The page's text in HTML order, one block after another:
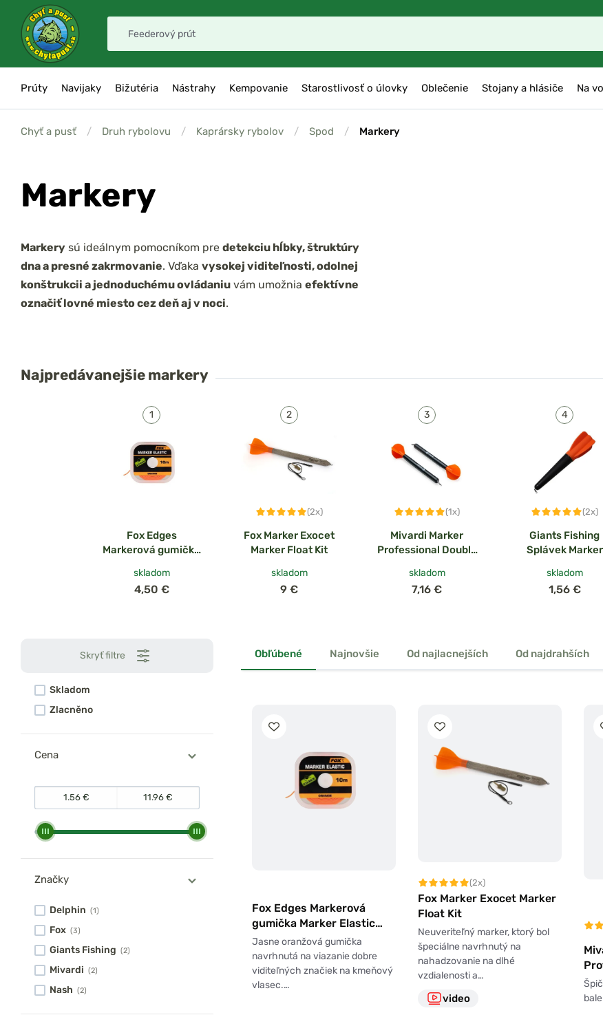
Prúty Navijaky Bižutéria Nástrahy Kempovanie Starostlivosť o úlovky Oblečenie Stojany a hlásiče Na
Chyť a pusť / Druh rybolovu / Kaprársky rybolov / Spod / Markery
Markery
Markery sú ideálnym pomocníkom pre detekciu hĺbky, štruktúry
dna a presné zakrmovanie. Vďaka vysokej viditeľnosti, odolnej
konštrukcii a jednoduchému ovládaniu vám umožnia efektívne
označiť lovné miesto cez deň aj v noci.
Najpredávanejšie markery
Fox Edges
Markerová gumička
skladom
4,50 €
(2x)
Fox Marker Exocet
Marker Float Kit
skladom
9 €
(1x)
Mivardi Marker
Professional Double
skladom
7,16 €
(2x)
Giants Fishing
Splávek Marker
skladom
1,56 €
Skryť filtre
Skladom
Zlacněno
Cena
Značky
Delphin (1)
Fox (3)
Giants Fishing (2)
Mivardi (2)
Nash (2)
Obľúbené Najnovšie Od najlacnejších Od najdrahších
Fox Edges Markerová
gumička Marker Elastic
10m
Jasne oranžová gumička
navrhnutá na viazanie dobre
viditeľných značiek na kmeňový
vlasec.…
(2x)
Fox Marker Exocet Marker
Float Kit
Neuveriteľný marker, ktorý bol
špeciálne navrhnutý na
nahadzovanie na dlhé
vzdialenosti a…
video